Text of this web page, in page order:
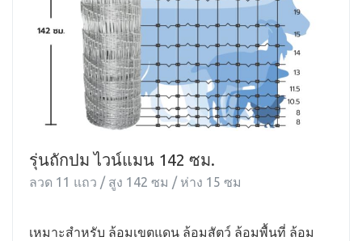
รุ่นถักปม ไวน์แมน 142 ซม.
ลวด 11 แถว / สูง 142 ซม / ห่าง 15 ซม
เหมาะสำหรับ ล้อมเขตแดน ล้อมสัตว์ ล้อมพื้นที่ ล้อม